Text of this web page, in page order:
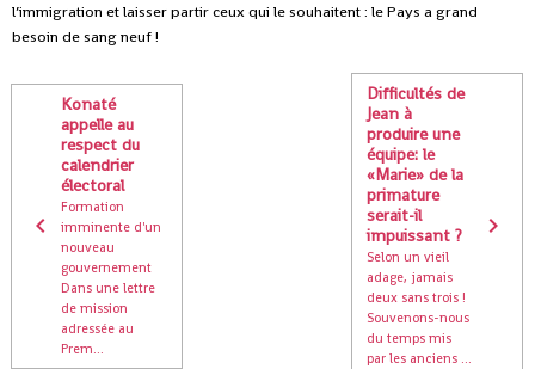
l’immigration et laisser partir ceux qui le souhaitent : le Pays a grand
besoin de sang neuf !
Konaté
appelle au
respect du
calendrier
électoral
Formation
imminente d'un
nouveau
gouvernement
Dans une lettre
de mission
adressée au
Prem...
Difficultés de
Jean à
produire une
équipe: le
«Marie» de la
primature
serait-il
impuissant ?
Selon un vieil
adage, jamais
deux sans trois !
Souvenons-nous
du temps mis
par les anciens ...